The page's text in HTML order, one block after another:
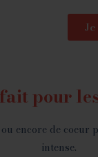
pour
encore de
intense.